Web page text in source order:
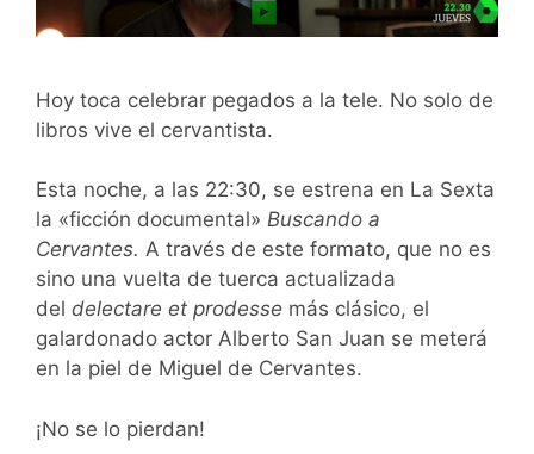
Hoy toca celebrar pegados a la tele. No solo de
libros vive el cervantista.
Esta noche, a las 22:30, se estrena en La Sexta
la «ficción documental» Buscando a
Cervantes. A través de este formato, que no es
sino una vuelta de tuerca actualizada
del delectare et prodesse más clásico, el
galardonado actor Alberto San Juan se meterá
en la piel de Miguel de Cervantes.
¡No se lo pierdan!